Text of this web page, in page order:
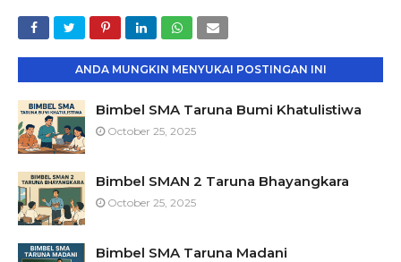
ANDA MUNGKIN MENYUKAI POSTINGAN INI
Bimbel SMA Taruna Bumi Khatulistiwa
October 25, 2025
Bimbel SMAN 2 Taruna Bhayangkara
October 25, 2025
Bimbel SMA Taruna Madani